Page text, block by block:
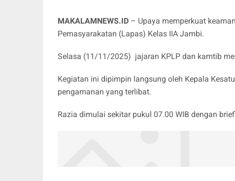
MAKALAMNEWS.ID – Upaya memperkuat
Pemasyarakatan (Lapas) Kelas IIA Jambi.
Selasa (11/11/2025) jajaran KPLP dan kamtib
Kegiatan ini dipimpin langsung oleh Kepala
pengamanan yang terlibat.
Razia dimulai sekitar pukul 07.00 WIB dengan